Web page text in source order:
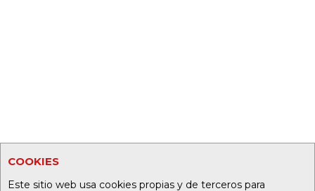
COOKIES
Este sitio web usa cookies propias y de terceros para